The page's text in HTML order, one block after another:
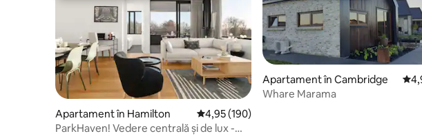
Apartament în Hamilton Scor mediu de 4,95 din 5, 190 recenzii
4,95 (190)
ParkHaven! Vedere centrală și de lux -
Apartament în Cambridge
Whare Marama